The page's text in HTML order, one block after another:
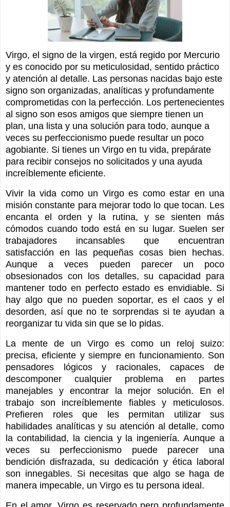
Virgo, el signo de la virgen, está regido por Mercurio
y es conocido por su meticulosidad, sentido práctico
y atención al detalle. Las personas nacidas bajo este
signo son organizadas, analíticas y profundamente
comprometidas con la perfección. Los pertenecientes
al signo son esos amigos que siempre tienen un
plan, una lista y una solución para todo, aunque a
veces su perfeccionismo puede resultar un poco
agobiante. Si tienes un Virgo en tu vida, prepárate
para recibir consejos no solicitados y una ayuda
increíblemente eficiente.
Vivir la vida como un Virgo es como estar en una
misión constante para mejorar todo lo que tocan. Les
encanta el orden y la rutina, y se sienten más
cómodos cuando todo está en su lugar. Suelen ser
trabajadores incansables que encuentran
satisfacción en las pequeñas cosas bien hechas.
Aunque a veces pueden parecer un poco
obsesionados con los detalles, su capacidad para
mantener todo en perfecto estado es envidiable. Si
hay algo que no pueden soportar, es el caos y el
desorden, así que no te sorprendas si te ayudan a
reorganizar tu vida sin que se lo pidas.
La mente de un Virgo es como un reloj suizo:
precisa, eficiente y siempre en funcionamiento. Son
pensadores lógicos y racionales, capaces de
descomponer cualquier problema en partes
manejables y encontrar la mejor solución. En el
trabajo son increíblemente fiables y meticulosos.
Prefieren roles que les permitan utilizar sus
habilidades analíticas y su atención al detalle, como
la contabilidad, la ciencia y la ingeniería. Aunque a
veces su perfeccionismo puede parecer una
bendición disfrazada, su dedicación y ética laboral
son innegables. Si necesitas que algo se haga de
manera impecable, un Virgo es tu persona ideal.